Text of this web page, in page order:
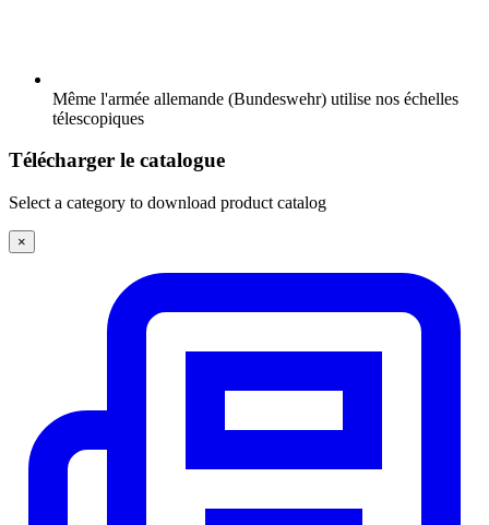
Même l'armée allemande (Bundeswehr) utilise nos échelles
télescopiques
Télécharger le catalogue
Select a category to download product catalog
×